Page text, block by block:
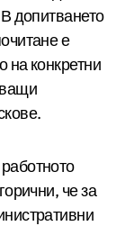
допитването
е
на конкретни
че за